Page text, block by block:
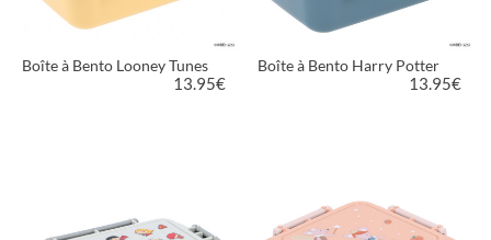
Boîte à Bento Looney Tunes
13.95€
Boîte à Bento Harry Potter
13.95€